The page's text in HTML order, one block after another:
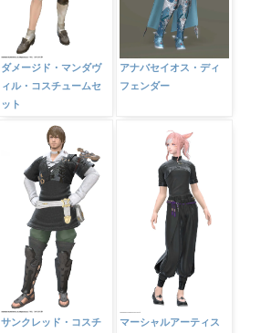
ダメージド・マンダヴ
ィル・コスチュームセ
ット
アナバセイオス・ディ
フェンダー
サンクレッド・コスチ
マーシャルアーティス